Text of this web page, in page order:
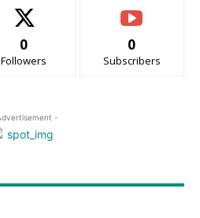
0
Followers
0
Subscribers
-